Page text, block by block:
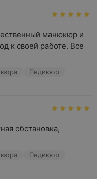
манюкюр и
к своей работе. Все
Педикюр
обстановка,
Педикюр